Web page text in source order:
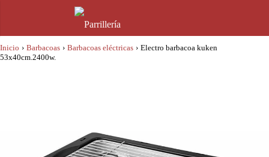
Inicio › Barbacoas › Barbacoas eléctricas › Electro barbacoa kuken
53x40cm.2400w.